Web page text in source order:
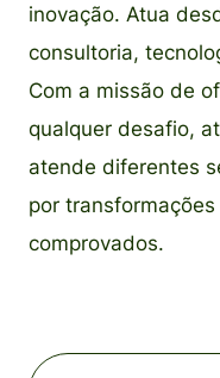
inovação. Atua
consultoria,
Com a missão de
qualquer desafio,
atende diferentes
por
comprovados.